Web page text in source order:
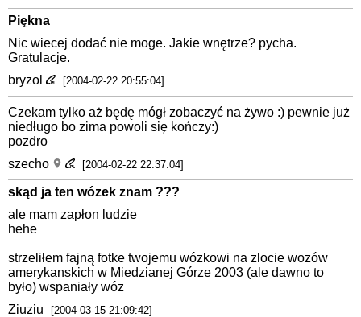
Piękna
Nic wiecej dodać nie moge. Jakie wnętrze? pycha.
Gratulacje.
bryzol
[2004-02-22 20:55:04]
Czekam tylko aż będę mógł zobaczyć na żywo :) pewnie już
niedługo bo zima powoli się kończy:)
pozdro
szecho
[2004-02-22 22:37:04]
skąd ja ten wózek znam ???
ale mam zapłon ludzie
hehe
strzeliłem fajną fotke twojemu wózkowi na zlocie wozów
amerykanskich w Miedzianej Górze 2003 (ale dawno to
było) wspaniały wóz
Ziuziu
[2004-03-15 21:09:42]